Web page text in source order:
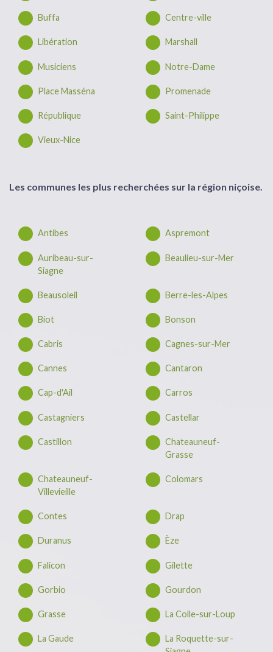
Buffa Centre-ville
Libération Marshall
Musiciens Notre-Dame
Place Masséna Promenade
République Saint-Philippe
Vieux-Nice
Les communes les plus recherchées sur la région niçoise.
Antibes Aspremont
Auribeau-sur-
Siagne
Beaulieu-sur-Mer
Beausoleil Berre-les-Alpes
Biot Bonson
Cabris Cagnes-sur-Mer
Cannes Cantaron
Cap-d'Ail Carros
Castagniers Castellar
Castillon
Chateauneuf-
Grasse
Chateauneuf-
Villevieille
Colomars
Contes Drap
Duranus Èze
Falicon Gilette
Gorbio Gourdon
Grasse La Colle-sur-Loup
La Gaude
La Roquette-sur-